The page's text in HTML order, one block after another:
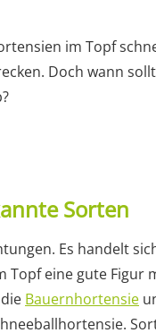
im Topf
Doch wann
Sorten
Es handelt
Topf eine gute Figur
Bauernhortensie